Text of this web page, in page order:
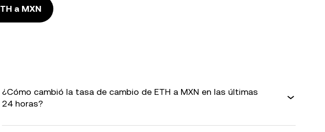
a MXN
¿Cómo cambió la tasa de cambio de ETH a MXN en las últimas
24 horas?